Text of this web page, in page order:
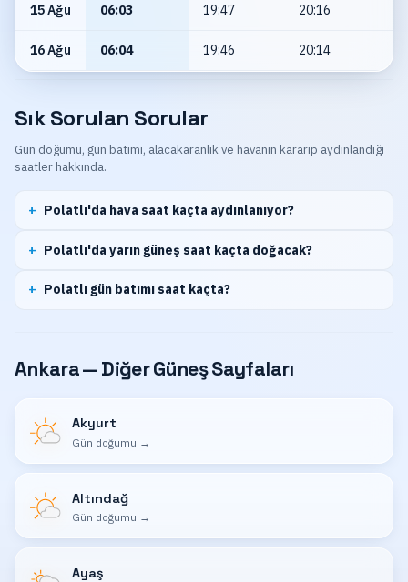
15 Ağu 06:03 19:47 20:16
16 Ağu 06:04 19:46 20:14
Sık Sorulan Sorular
Gün doğumu, gün batımı, alacakaranlık ve havanın kararıp aydınlandığı
saatler hakkında.
Polatlı'da hava saat kaçta aydınlanıyor?
Polatlı'da yarın güneş saat kaçta doğacak?
Polatlı gün batımı saat kaçta?
Ankara — Diğer Güneş Sayfaları
Akyurt
Gün doğumu →
Altındağ
Gün doğumu →
Ayaş